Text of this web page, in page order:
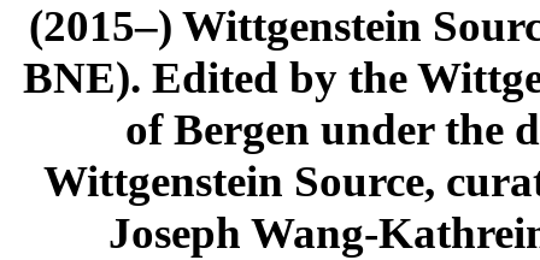
(2015–) Wittgenstein
BNE). Edited by the
of Bergen under the
Wittgenstein Source,
Joseph Wang-